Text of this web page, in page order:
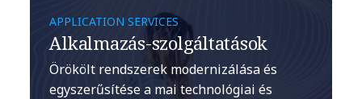
APPLICATION SERVICES
Alkalmazás-szolgáltatások
Örökölt rendszerek modernizálása és
egyszerűsítése a mai technológiai és